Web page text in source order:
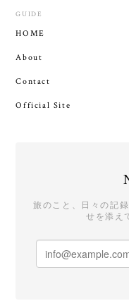
GUIDE
HOME
About
Contact
Official Site
旅のこと、日々の記
せを添え